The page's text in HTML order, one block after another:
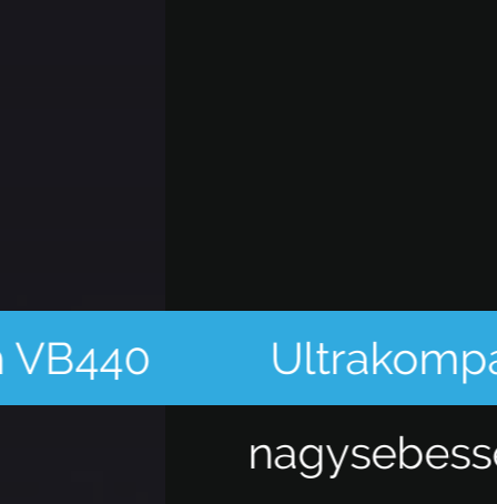
Ultrakompakt,
nagysebességű,